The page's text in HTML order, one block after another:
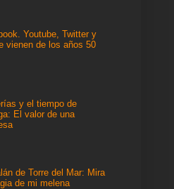
Youtube, Twitter y
vienen de los años 50
y el tiempo de
El valor de una
de Torre del Mar: Mira
de mi melena